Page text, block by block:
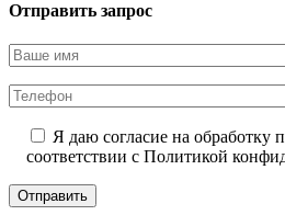
Отправить запрос
Я даю согласие на обработку
соответствии с Политикой